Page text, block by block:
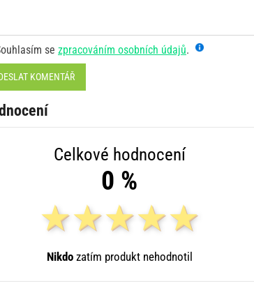
se zpracováním osobních údajů.
KOMENTÁŘ
Celkové hodnocení
0 %
Nikdozatím produkt nehodnotil